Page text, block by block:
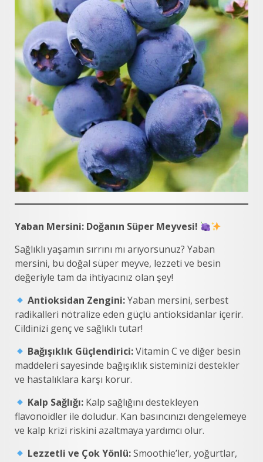
Yaban Mersini: Doğanın Süper Meyvesi!
Sağlıklı yaşamın sırrını mı arıyorsunuz? Yaban
mersini, bu doğal süper meyve, lezzeti ve besin
değeriyle tam da ihtiyacınız olan şey!
Antioksidan Zengini:Yaban mersini, serbest
radikalleri nötralize eden güçlü antioksidanlar içerir.
Cildinizi genç ve sağlıklı tutar!
Bağışıklık Güçlendirici:Vitamin C ve diğer besin
maddeleri sayesinde bağışıklık sisteminizi destekler
ve hastalıklara karşı korur.
Kalp Sağlığı: Kalp sağlığını destekleyen
flavonoidler ile doludur. Kan basıncınızı dengelemeye
ve kalp krizi riskini azaltmaya yardımcı olur.
Lezzetli ve Çok Yönlü:Smoothie’ler, yoğurtlar,